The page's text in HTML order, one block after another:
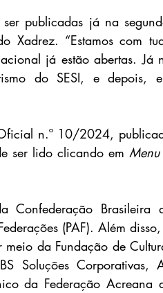
publicadas já na
“Estamos com
já estão abertas. Já
do SESI, e depois,
n.º 10/2024,
ser lido clicando em
Confederação Brasileira
(PAF). Além
da Fundação de
Soluções Corporativas,
da Federação Acreana